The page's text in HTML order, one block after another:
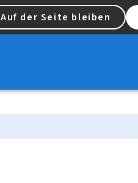
Auf der Seite bleiben